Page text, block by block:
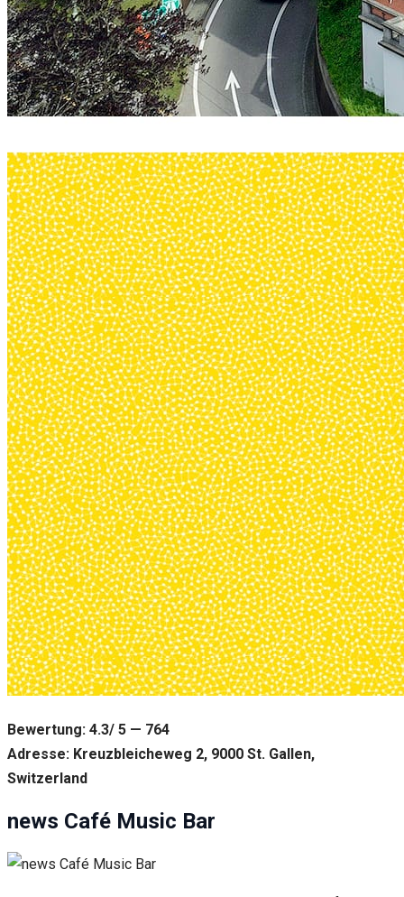
Bewertung: 4.3/ 5 — 764
Adresse: Kreuzbleicheweg 2, 9000 St. Gallen,
Switzerland
news Café Music Bar